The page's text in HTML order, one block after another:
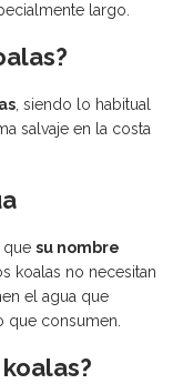
largo.
, siendo lo habitual
salvaje en la costa
que su nombre
koalas no necesitan
el agua que
que consumen.